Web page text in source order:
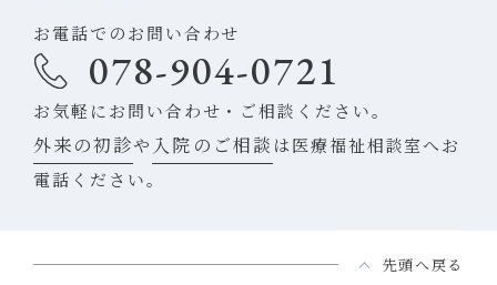
お電話でのお問い合わせ
078-904-0721
お気軽にお問い合わせ・ご相談ください。
外来の初診や 入院のご相談 は医療福祉相談室へお
電話ください。
先頭へ戻る